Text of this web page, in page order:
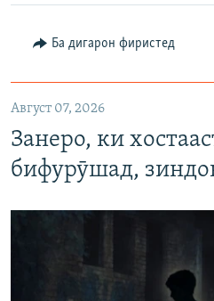
Ба дигарон фиристед
Август 07, 2026
Занеро, ки
бифурӯшад,